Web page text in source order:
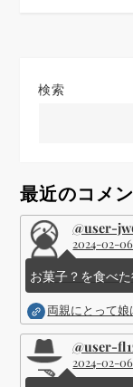
ン
検索
最近のコメ
@user-
2024-02-06
お菓子？を食べ
両親にとって娘
@user-
2024-02-06